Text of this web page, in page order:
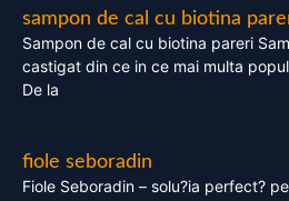
sampon de cal cu biotina
Sampon de cal cu biotina pareri
castigat din ce in ce mai multa
De la
fiole seboradin
Fiole Seboradin – solu?ia perfect?